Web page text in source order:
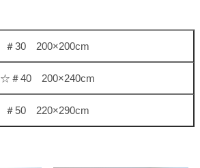
＃30 200×200cm
☆＃40 200×240cm
＃50 220×290cm